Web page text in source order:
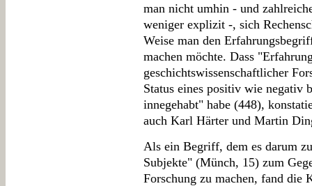
man nicht umhin - und
weniger explizit -, sich
Weise man den
machen möchte. Dass
geschichtswissenschaftlicher
Status eines positiv wie negativ
innegehabt" habe (448),
auch Karl Härter und Martin
Als ein Begriff, dem es darum
Subjekte" (Münch, 15) zum
Forschung zu machen, fand die